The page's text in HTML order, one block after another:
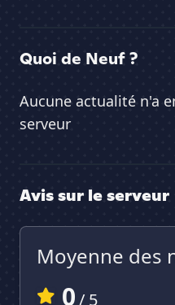
Quoi de Neuf ?
Aucune actualité n'a
serveur
Avis sur le serveur
Moyenne des
0/ 5